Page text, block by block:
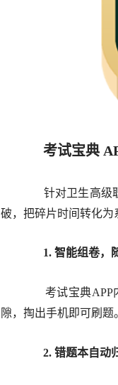
考试宝典
针对卫生高级职
破，把碎片时间转化为
1. 智能组卷，
考试宝典APP内
隙，掏出手机即可刷
2. 错题本自动